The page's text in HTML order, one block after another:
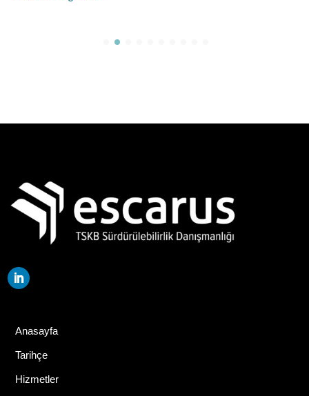
Anasayfa
Tarihçe
Hizmetler